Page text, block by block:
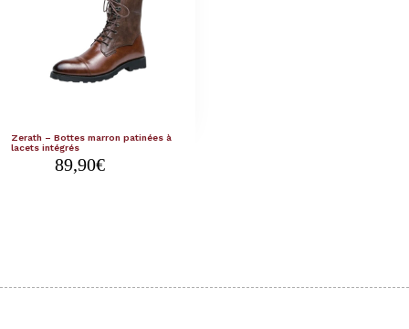
Zerath – Bottes marron patinées à
lacets intégrés
89,90€